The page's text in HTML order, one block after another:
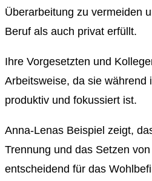
Überarbeitung zu vermeiden
Beruf als auch privat erfüllt.
Ihre Vorgesetzten und
Arbeitsweise, da sie während
produktiv und fokussiert ist.
Anna-Lenas Beispiel zeigt,
Trennung und das Setzen
entscheidend für das